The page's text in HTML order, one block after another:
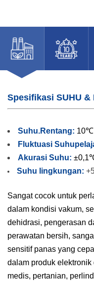
Spesifikasi SUHU &
Suhu.Rentang:
Fluktuasi Suhu
Akurasi Suhu:
Suhu lingkungan:
Sangat cocok untuk
dalam kondisi vakum,
dehidrasi, pengerasan
perawatan bersih,
sensitif panas yang
dalam produk
medis, pertanian,